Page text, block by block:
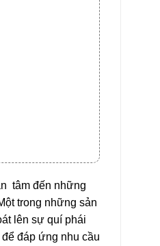
tâm đến những
trong những sản
lên sự quí phái
đáp ứng nhu cầu